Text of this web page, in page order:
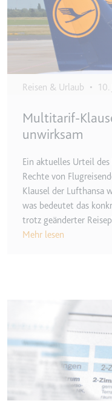
_gcl_ls
Anbieter:
Zweck:
Ablauf:
Typ:
__Secure-
Anbieter:
Ablauf:
180
__Secure-YEC
Anbieter:
Reisen & Urlaub •
Multitarif-
unwirksam
Ein aktuelles Urteil
Rechte von
Klausel der Lufthansa
was bedeutet das
trotz geänderter
Mehr lesen